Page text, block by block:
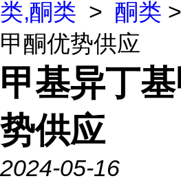
类,酮类 > 酮类
甲酮优势供应
甲基异丁
势供应
2024-05-16